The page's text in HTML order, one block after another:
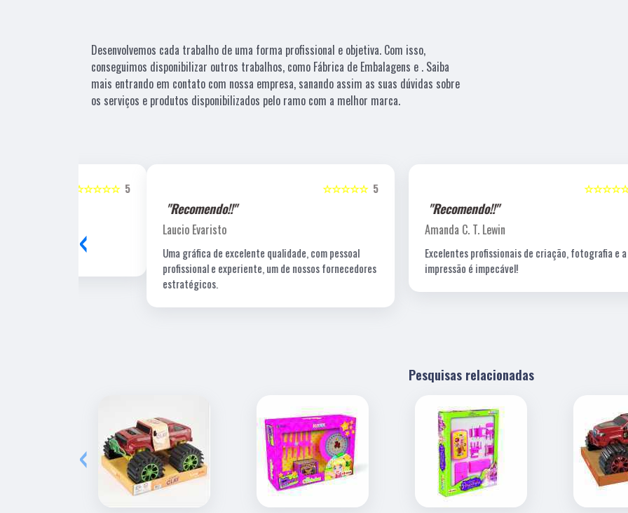
Desenvolvemos cada trabalho de uma forma profissional e objetiva. Com isso,
conseguimos disponibilizar outros trabalhos, como Fábrica de Embalagens e . Saiba
mais entrando em contato com nossa empresa, sanando assim as suas dúvidas sobre
os serviços e produtos disponibilizados pelo ramo com a melhor marca.
"Recomendo!!"
Laucio Evaristo
Uma gráfica de excelente qualidade, com pessoal
profissional e experiente, um de nossos fornecedores
"Recomendo!!"
Amanda C. T. Lewin
Excelentes profissionais de criação, fotografia e a
impressão é impecável!
‹
Pesquisas relacionadas
‹